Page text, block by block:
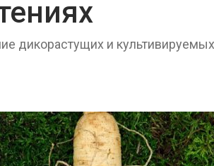
дикорастущих и
вода с крыш
помочь городам
7, 2026
и уборку
полтора раза
Авг 7, 2026